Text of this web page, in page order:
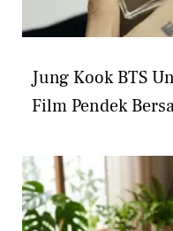
Jung Kook BTS
Film Pendek